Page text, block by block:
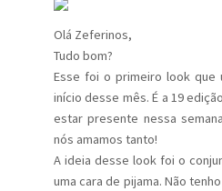
Olá Zeferinos,
Tudo bom?
Esse foi o primeiro look que
início desse mês. É a 19
estar presente nessa
nós amamos tanto!
A ideia desse look foi o
uma cara de pijama. Não